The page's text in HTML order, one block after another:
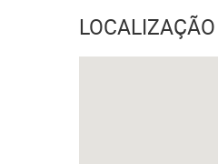
LOCALIZAÇÃO